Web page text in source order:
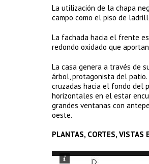
La utilización de la chapa
campo como el piso de
La fachada hacia el frente
redondo oxidado que
La casa genera a través de
árbol, protagonista del
cruzadas hacia el fondo del
horizontales en el estar
grandes ventanas con
oeste.
PLANTAS, CORTES, VISTAS